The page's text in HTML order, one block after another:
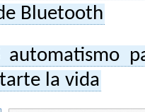
Bluetooth
automatismo
la vida